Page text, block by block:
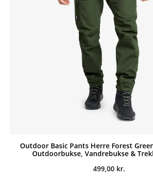
Outdoor Basic Pants Herre Forest
Outdoorbukse, Vandrebukse &
499,00 kr.